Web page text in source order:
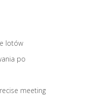
lotów
po
meeting